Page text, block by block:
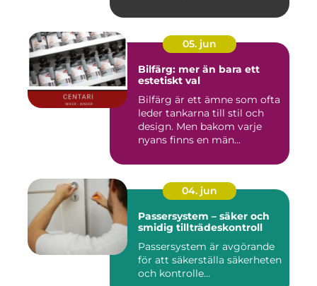
05. jun
Bilfärg: mer än bara ett
estetiskt val
Bilfärg är ett ämne som ofta
leder tankarna till stil och
design. Men bakom varje
nyans finns en män...
04. jun
Passersystem – säker och
smidig tillträdeskontroll
Passersystem är avgörande
för att säkerställa säkerheten
och kontrolle...